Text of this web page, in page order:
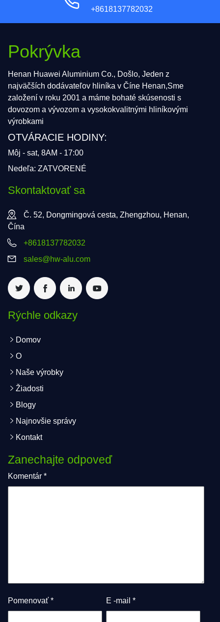
+8618137782032
Pokrývka
Henan Huawei Aluminium Co., Došlo, Jeden z
najväčších dodávateľov hliníka v Číne Henan,Sme
založení v roku 2001 a máme bohaté skúsenosti s
dovozom a vývozom a vysokokvalitnými hliníkovými
výrobkami
OTVÁRACIE HODINY:
Môj - sat, 8AM - 17:00
Nedeľa: ZATVORENÉ
Skontaktovať sa
Č. 52, Dongmingová cesta, Zhengzhou, Henan,
Čína
+8618137782032
sales@hw-alu.com
Rýchle odkazy
Domov
O
Naše výrobky
Žiadosti
Blogy
Najnovšie správy
Kontakt
Zanechajte odpoveď
Komentár *
Pomenovať * E -mail *